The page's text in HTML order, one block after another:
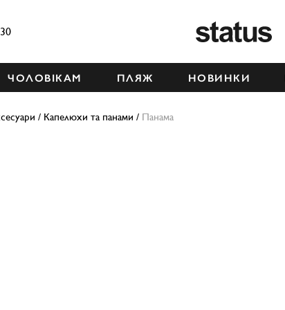
ЧОЛОВІКАМ ПЛЯЖ НОВИНКИ
/ Капелюхи та панами / Панама